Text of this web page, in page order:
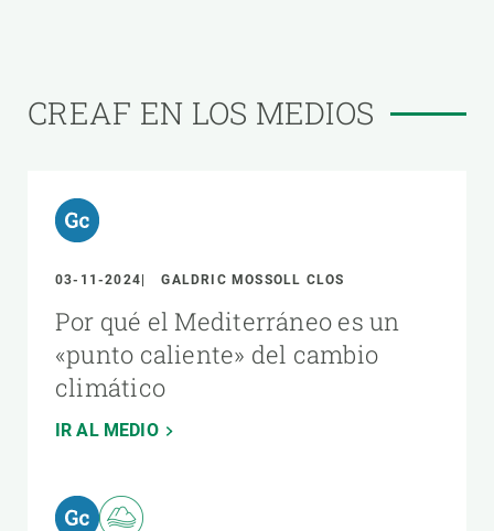
CREAF EN LOS MEDIOS
03-11-2024 GALDRIC MOSSOLL CLOS
Por qué el Mediterráneo es un
«punto caliente» del cambio
climático
IR AL MEDIO